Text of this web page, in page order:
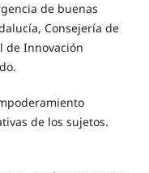
de buenas
Consejería de
de Innovación
de los sujetos.